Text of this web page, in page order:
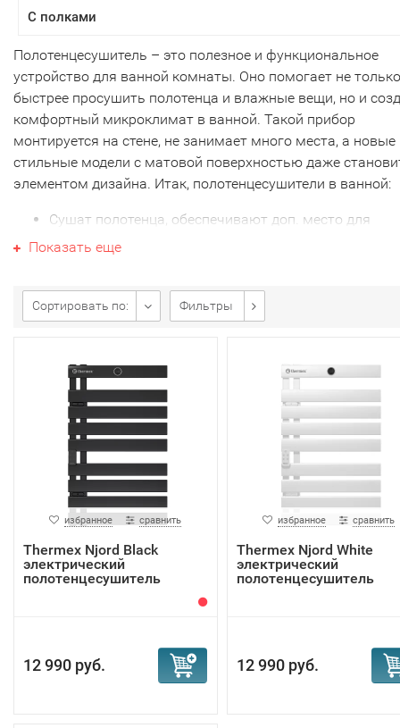
С полками
Полотенцесушитель – это полезное и функциональное
устройство для ванной комнаты. Оно помогает не только
быстрее просушить полотенца и влажные вещи, но и
комфортный микроклимат в ванной. Такой прибор
монтируется на стене, не занимает много места, а новые
стильные модели с матовой поверхностью даже
элементом дизайна. Итак, полотенцесушители в ванной:
Сушат полотенца, обеспечивают доп. место для
размещения вещей.
Поддерживают комфортный микроклимат за счет
мягкого обогрева.
Виды полотенцесушителей для
ванной комнаты
Показать еще
Сортировать по: Фильтры
избранное сравнить
Thermex Njord Black
электрический
полотенцесушитель
12 990 руб.
избранное сравнить
Thermex Njord White
электрический
полотенцесушитель
12 990 руб.